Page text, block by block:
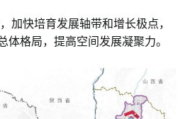
加快培育发展轴带和增长极点，
体格局，提高空间发展凝聚力。